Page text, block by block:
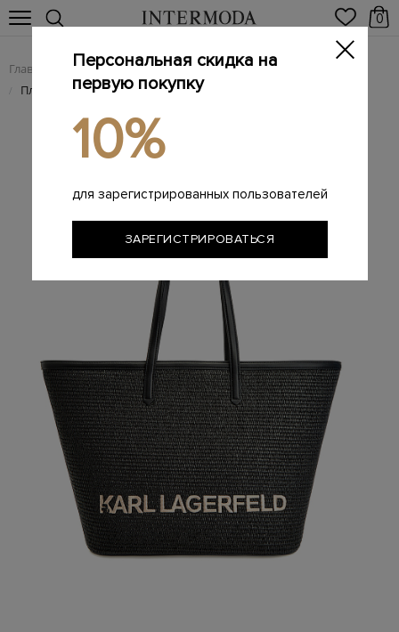
0
Главная Женщинам / SALE
/ Плетеный тоут K/Essential из рафии с объемной вышивкой
Персональная скидка на
первую покупку
10%
для зарегистрированных пользователей
ЗАРЕГИСТРИРОВАТЬСЯ